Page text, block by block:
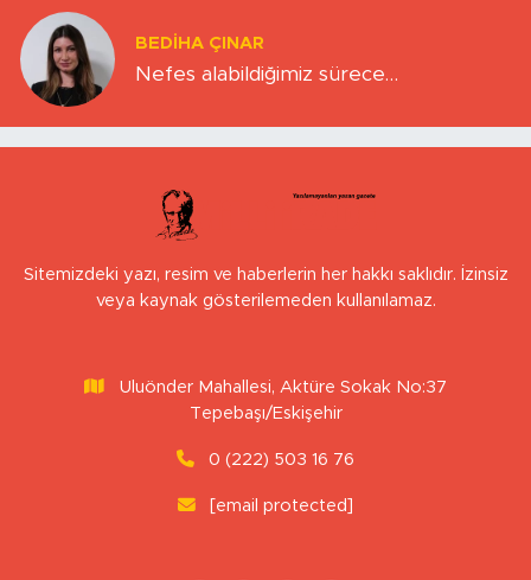
BEDIHA ÇINAR
Nefes alabildiğimiz sürece…
Sitemizdeki yazı, resim ve haberlerin her hakkı saklıdır. İzinsiz
veya kaynak gösterilemeden kullanılamaz.
Uluönder Mahallesi, Aktüre Sokak No:37
Tepebaşı/Eskişehir
0 (222) 503 16 76
[email protected]